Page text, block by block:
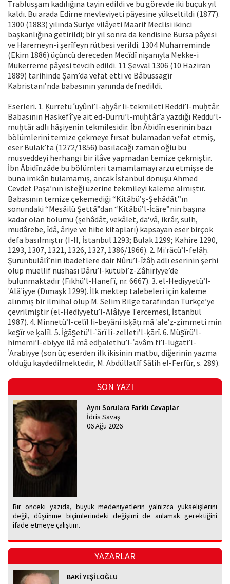
Trablusşam kadılığına tayin edildi ve bu görevde iki buçuk yıl
kaldı. Bu arada Edirne mevleviyeti pâyesine yükseltildi (1877).
1300 (1883) yılında Suriye vilâyeti Maarif Meclisi ikinci
başkanlığına getirildi; bir yıl sonra da kendisine Bursa pâyesi
ve Haremeyn-i şerîfeyn rütbesi verildi. 1304 Muharreminde
(Ekim 1886) üçüncü dereceden Mecîdî nişanıyla Mekke-i
Mükerreme pâyesi tevcih edildi. 11 Şevval 1306 (10 Haziran
1889) tarihinde Şam’da vefat etti ve Bâbüssagīr
Kabristanı’nda babasının yanında defnedildi.
Eserleri. 1. Ḳurretü ʿuyûni’l-aḫyâr li-tekmileti Reddi’l-muḥtâr.
Babasının Haskefî’ye ait ed-Dürrü’l-muḫtâr’a yazdığı Reddü’l-
muḥtâr adlı hâşiyenin tekmilesidir. İbn Âbidîn eserinin bazı
bölümlerini temize çekmeye fırsat bulamadan vefat etmiş,
eser Bulak’ta (1272/1856) basılacağı zaman oğlu bu
müsveddeyi herhangi bir ilâve yapmadan temize çekmiştir.
İbn Âbidînzâde bu bölümleri tamamlamayı arzu etmişse de
buna imkân bulamamış, ancak İstanbul dönüşü Ahmed
Cevdet Paşa’nın isteği üzerine tekmileyi kaleme almıştır.
Babasının temize çekemediği “Kitâbü’ş-Şehâdât”ın
sonundaki “Mesâilü Şettâ”dan “Kitâbü’l-İcâre”nin başına
kadar olan bölümü (şehâdât, vekâlet, da‘vâ, ikrâr, sulh,
mudârebe, îdâ, âriye ve hibe kitapları) kapsayan eser birçok
defa basılmıştır (I-II, İstanbul 1293; Bulak 1299; Kahire 1290,
1293, 1307, 1321, 1326, 1327, 1386/1966). 2. Miʿrâcü’l-felâḥ.
Şürünbülâlî’nin ibadetlere dair Nûrü’l-îżâḥ adlı eserinin şerhi
olup müellif nüshası Dârü’l-kütübi’z-Zâhiriyye’de
bulunmaktadır (Fıkhü’l-Hanefî, nr. 6667). 3. el-Hediyyetü’l-
ʿAlâʾiyye (Dımaşk 1299). İlk mektep talebeleri için kaleme
alınmış bir ilmihal olup M. Selim Bilge tarafından Türkçe’ye
çevrilmiştir (el-Hediyyetü’l-Alâiyye Tercemesi, İstanbul
1987). 4. Minnetü’l-celîl li-beyâni isḳāṭı mâ ʿale’ẕ-ẕimmeti min
kes̱îr ve ḳalîl. 5. İġās̱etü’l-ʿârî li-zelleti’l-ḳārî. 6. Müs̱îrü’l-
himemi’l-ebiyye ilâ mâ edḫalethü’l-ʿavâm fi’l-luġati’l-
ʿArabiyye (son üç eserden ilk ikisinin matbu, diğerinin yazma
olduğu kaydedilmektedir, M. Abdüllatîf Sâlih el-Ferfûr, s. 289).
SON YAZI
Aynı Sorulara Farklı Cevaplar
İdris Savaş
06 Ağu 2026
Bir önceki yazıda, büyük medeniyetlerin yalnızca yükselişlerini
değil, düşünme biçimlerindeki değişimi de anlamak gerektiğini
ifade etmeye çalıştım.
YAZARLAR
BAKİ YEŞİLOĞLU